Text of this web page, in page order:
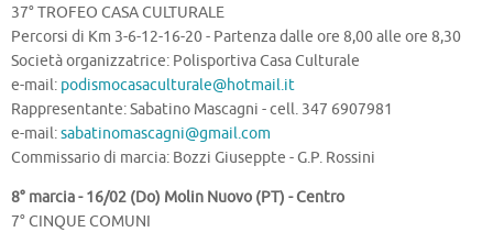
37° TROFEO CASA CULTURALE
Percorsi di Km 3-6-12-16-20 - Partenza dalle ore 8,00 alle ore 8,30
Società organizzatrice: Polisportiva Casa Culturale
e-mail: podismocasaculturale@hotmail.it
Rappresentante: Sabatino Mascagni - cell. 347 6907981
e-mail:sabatinomascagni@gmail.com
Commissario di marcia: Bozzi Giuseppte - G.P. Rossini
8° marcia - 16/02 (Do) Molin Nuovo (PT) - Centro
7° CINQUE COMUNI